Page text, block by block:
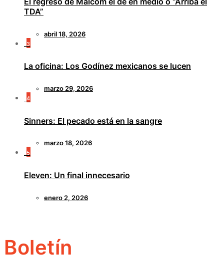
TDA”
abril 18, 2026
3
La oficina: Los Godínez mexicanos se lucen
marzo 29, 2026
4
Sinners: El pecado está en la sangre
marzo 18, 2026
5
Eleven: Un final innecesario
enero 2, 2026
Boletín